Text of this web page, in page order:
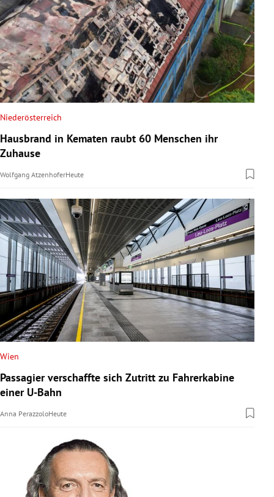
Untermenü
Untermenü
Niederösterreich
Hausbrand in Kematen raubt 60 Menschen ihr
Zuhause
Wolfgang AtzenhoferHeute
Wien
Passagier verschaffte sich Zutritt zu Fahrerkabine
einer U-Bahn
Anna PerazzoloHeute